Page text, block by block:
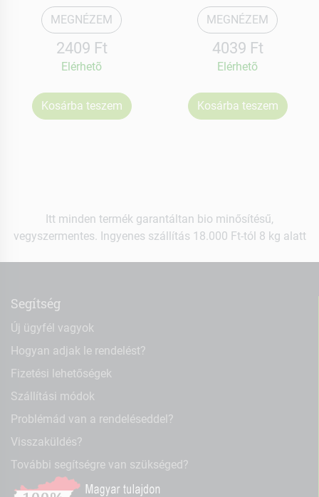
MEGNÉZEM
2409 Ft
Elérhetõ
Kosárba teszem
MEGNÉZEM
4039 Ft
Elérhetõ
Kosárba teszem
Itt minden termék garantáltan bio minősítésű,
vegyszermentes. Ingyenes szállítás 18.000 Ft-tól 8 kg alatt
Segítség
Új ügyfél vagyok
Hogyan adjak le rendelést?
Fizetési lehetőségek
Szállítási módok
Problémád van a rendeléseddel?
Visszaküldés?
További segítségre van szükséged?